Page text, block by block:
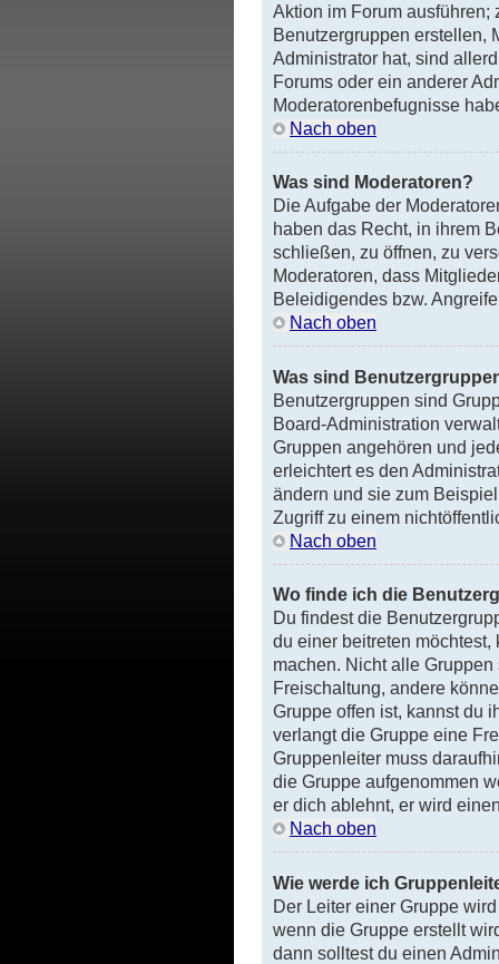
Aktion im Forum ausführen;
Benutzergruppen erstellen,
Administrator hat, sind
Forums oder ein anderer
Moderatorenbefugnisse
Nach oben
Was sind Moderatoren?
Die Aufgabe der
haben das Recht, in ihrem
schließen, zu öffnen, zu
Moderatoren, dass
Beleidigendes bzw.
Nach oben
Was sind
Benutzergruppen sind
Board-Administration
Gruppen angehören und
erleichtert es den
ändern und sie zum
Zugriff zu einem
Nach oben
Wo finde ich die
Du findest die
du einer beitreten
machen. Nicht alle
Freischaltung, andere
Gruppe offen ist, kannst du
verlangt die Gruppe eine
Gruppenleiter muss
die Gruppe aufgenommen
er dich ablehnt, er wird
Nach oben
Wie werde ich
Der Leiter einer Gruppe
wenn die Gruppe erstellt
dann solltest du einen